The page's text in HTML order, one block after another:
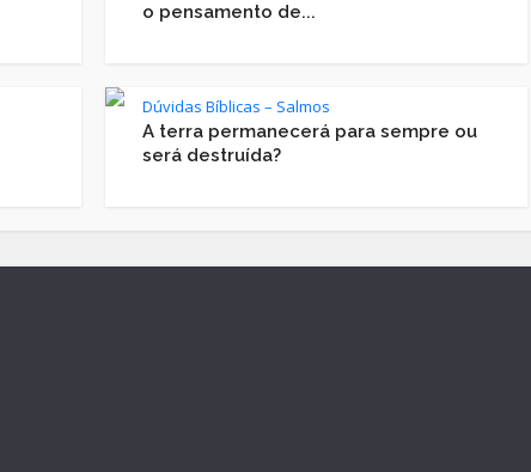
o pensamento de...
Dúvidas Bíblicas – Salmos
A terra permanecerá para sempre ou
será destruída?